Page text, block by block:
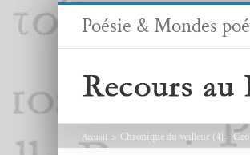
Passer
Poésie & Mondes
Accueil Chronique du veilleur (4) –